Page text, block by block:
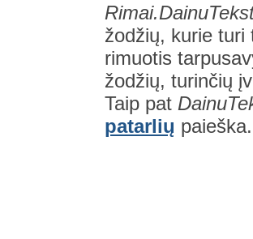
žodžių, kurie turi
rimuotis
žodžių, turinčių
Taip pat
patarlių paieška.